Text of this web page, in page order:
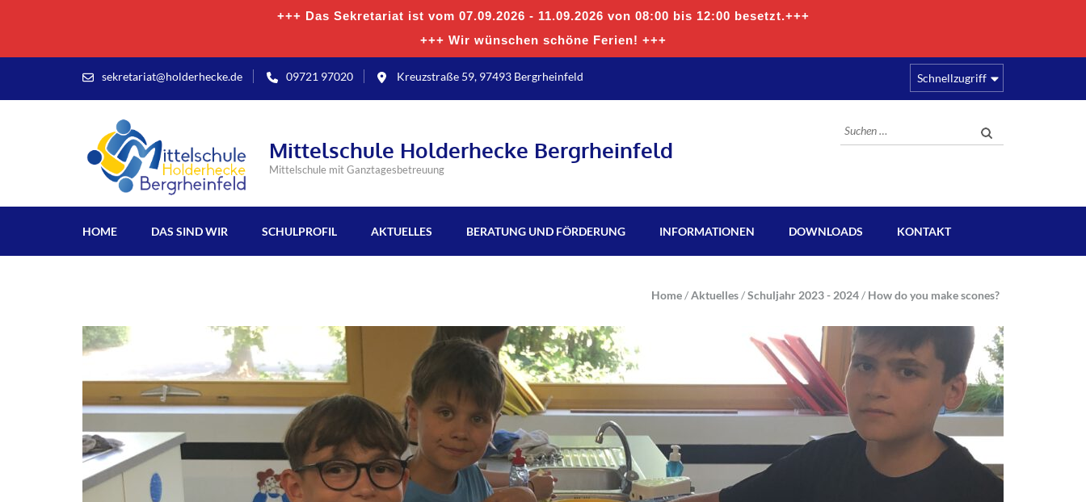
+++ Das Sekretariat ist vom 07.09.2026 - 11.09.2026 von 08:00 bis 12:00 besetzt.+++
+++ Wir wünschen schöne Ferien! +++
sekretariat@holderhecke.de 09721 97020 Kreuzstraße 59, 97493 Bergrheinfeld Schnellzugriff
Mittelschule Holderhecke Bergrheinfeld
Mittelschule mit Ganztagesbetreuung
Suchen
nach:
HOME DAS SIND WIR SCHULPROFIL AKTUELLES BERATUNG UND FÖRDERUNG INFORMATIONEN DOWNLOADS KONTAKT
Home/Aktuelles/Schuljahr 2023 - 2024/ How do you make scones?